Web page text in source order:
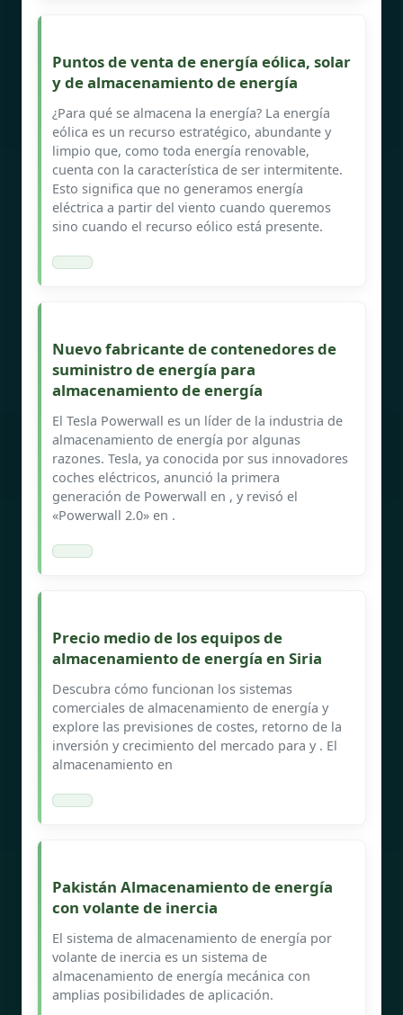
Puntos de venta de energía eólica, solar
y de almacenamiento de energía
¿Para qué se almacena la energía? La energía
eólica es un recurso estratégico, abundante y
limpio que, como toda energía renovable,
cuenta con la característica de ser intermitente.
Esto significa que no generamos energía
eléctrica a partir del viento cuando queremos
sino cuando el recurso eólico está presente.
Nuevo fabricante de contenedores de
suministro de energía para
almacenamiento de energía
El Tesla Powerwall es un líder de la industria de
almacenamiento de energía por algunas
razones. Tesla, ya conocida por sus innovadores
coches eléctricos, anunció la primera
generación de Powerwall en , y revisó el
«Powerwall 2.0» en .
Precio medio de los equipos de
almacenamiento de energía en Siria
Descubra cómo funcionan los sistemas
comerciales de almacenamiento de energía y
explore las previsiones de costes, retorno de la
inversión y crecimiento del mercado para y . El
almacenamiento en
Pakistán Almacenamiento de energía
con volante de inercia
El sistema de almacenamiento de energía por
volante de inercia es un sistema de
almacenamiento de energía mecánica con
amplias posibilidades de aplicación.